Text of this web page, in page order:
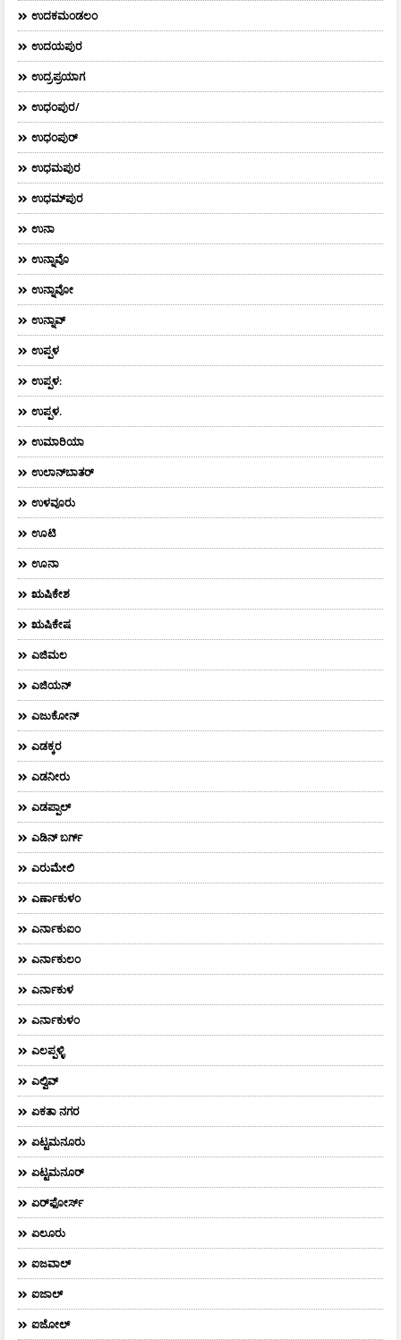
ಉದಕಮಂಡಲಂ
ಉದಯಪುರ
ಉದ್ರಪ್ರಯಾಗ
ಉಧಂಪುರ/
ಉಧಂಪುರ್
ಉಧಮಪುರ
ಉಧಮ್‌ಪುರ
ಉನಾ
ಉನ್ನಾವೊ
ಉನ್ನಾವೋ
ಉನ್ನಾವ್
ಉಪ್ಪಳ
ಉಪ್ಪಳ:
ಉಪ್ಪಳ.
ಉಮಾರಿಯಾ
ಉಲಾನ್‌ಬಾತರ್
ಉಳವೂರು
ಊಟಿ
ಊನಾ
ಋಷಿಕೇಶ
ಋಷಿಕೇಷ
ಎಜಿಮಲ
ಎಜಿಯನ್
ಎಜುಕೋನ್
ಎಡಕ್ಕರ
ಎಡನೀರು
ಎಡಪ್ಪಾಲ್
ಎಡಿನ್ ಬರ್ಗ್
ಎರುಮೇಲಿ
ಎರ್ಣಾಕುಳಂ
ಎರ್ನಾಕುಐಂ
ಎರ್ನಾಕುಲಂ
ಎರ್ನಾಕುಳ
ಎರ್ನಾಕುಳಂ
ಎಲಪ್ಪಳ್ಳಿ
ಎಲ್ವಿವ್
ಏಕತಾ ನಗರ
ಏಟ್ಟಮನೂರು
ಏಟ್ಟಮನೂರ್
ಏರ್‌ಫೋರ್ಸ್‌
ಏಲೂರು
ಐಜವಾಲ್
ಐಜಾಲ್
ಐಜೋಲ್